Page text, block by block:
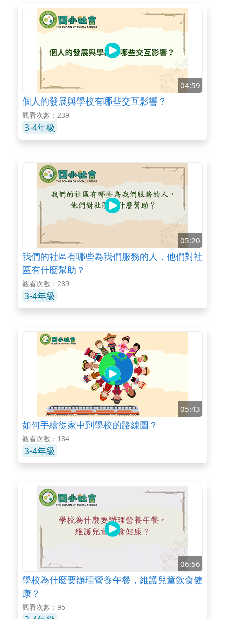
04:59
個人的發展與學校有哪些交互影響？
觀看次數：239
3-4年級
05:20
我們的社區有哪些為我們服務的人，他們對社
區有什麼幫助？
觀看次數：289
3-4年級
05:43
如何手繪從家中到學校的路線圖？
觀看次數：184
3-4年級
06:56
學校為什麼要辦理營養午餐，維護兒童飲食健
康？
觀看次數：95